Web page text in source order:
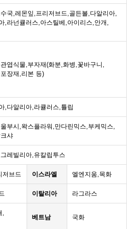
국,레몬잎,프리저브드,골든볼,다알리아,
,라넌큘러스,아스틸베,아이리스,안개,
엽식물,부자재(화분,화병,꽃바구니,
장재,리본 등)
,다알리아,라큘러스,튤립
부시,왁스플라워,만다린믹스,부케믹스,
샤
레빌리아,유칼립투스
저브드 이스라엘 엘엔지움,목화
이탈리아 라그라스
,
베트남 국화